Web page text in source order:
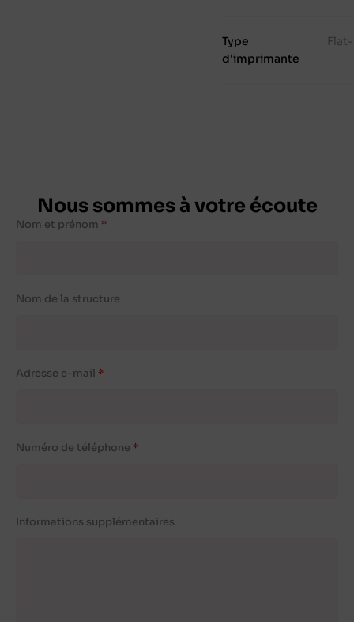
Type
d'imprimante
Nous sommes à votre écoute
Nom et prénom
Nom de la structure
Adresse e-mail
Numéro de téléphone
Informations supplémentaires